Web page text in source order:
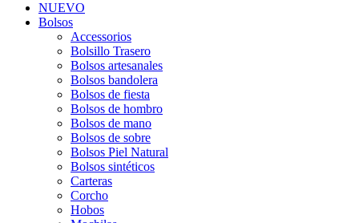
NUEVO
Bolsos
Accessorios
Bolsillo Trasero
Bolsos artesanales
Bolsos bandolera
Bolsos de fiesta
Bolsos de hombro
Bolsos de mano
Bolsos de sobre
Bolsos Piel Natural
Bolsos sintéticos
Carteras
Corcho
Hobos